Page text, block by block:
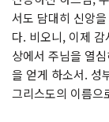
서도 담대히 신앙
다. 비오니, 이제
상에서 주님을 열
을 얻게 하소서. 성
그리스도의 이름으